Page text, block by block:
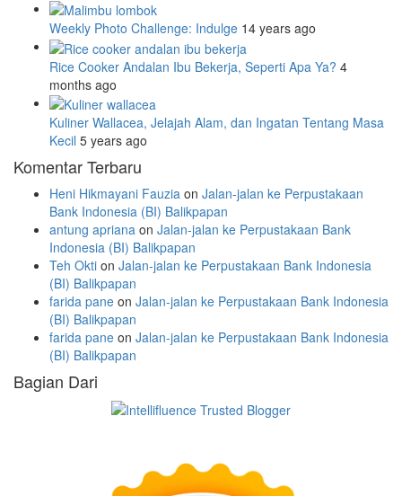
Weekly Photo Challenge: Indulge 14 years ago
Rice Cooker Andalan Ibu Bekerja, Seperti Apa Ya? 4
months ago
Kuliner Wallacea, Jelajah Alam, dan Ingatan Tentang Masa
Kecil 5 years ago
Komentar Terbaru
Heni Hikmayani Fauzia on Jalan-jalan ke Perpustakaan
Bank Indonesia (BI) Balikpapan
antung apriana on Jalan-jalan ke Perpustakaan Bank
Indonesia (BI) Balikpapan
Teh Okti on Jalan-jalan ke Perpustakaan Bank Indonesia
(BI) Balikpapan
farida pane on Jalan-jalan ke Perpustakaan Bank Indonesia
(BI) Balikpapan
farida pane on Jalan-jalan ke Perpustakaan Bank Indonesia
(BI) Balikpapan
Bagian Dari